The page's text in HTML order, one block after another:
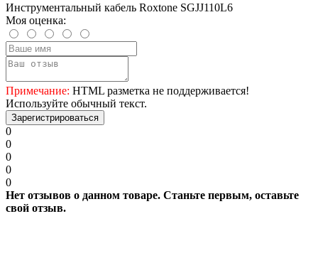
Инструментальный кабель Roxtone SGJJ110L6
Моя оценка:
Примечание: HTML разметка не поддерживается!
Используйте обычный текст.
Зарегистрироваться
0
0
0
0
0
Нет отзывов о данном товаре. Станьте первым, оставьте
свой отзыв.